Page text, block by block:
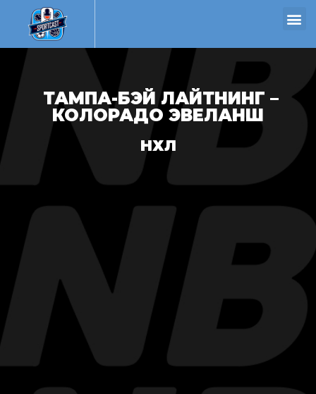
ТАМПА-БЭЙ ЛАЙТНИНГ –
КОЛОРАДО ЭВЕЛАНШ
НХЛ